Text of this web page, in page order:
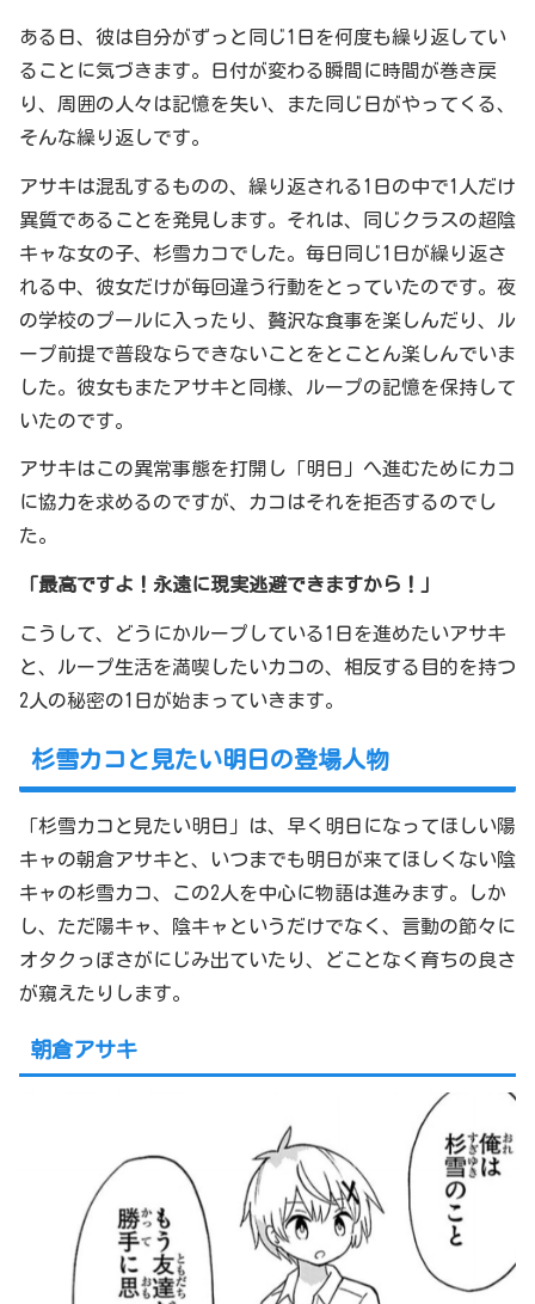
ある日、彼は自分がずっと同じ1日を何度も繰り返してい
ることに気づきます。日付が変わる瞬間に時間が巻き戻
り、周囲の人々は記憶を失い、また同じ日がやってくる、
そんな繰り返しです。
アサキは混乱するものの、繰り返される1日の中で1人だけ
異質であることを発見します。それは、同じクラスの超陰
キャな女の子、杉雪カコでした。毎日同じ1日が繰り返さ
れる中、彼女だけが毎回違う行動をとっていたのです。夜
の学校のプールに入ったり、贅沢な食事を楽しんだり、ル
ープ前提で普段ならできないことをとことん楽しんでいま
した。彼女もまたアサキと同様、ループの記憶を保持して
いたのです。
アサキはこの異常事態を打開し「明日」へ進むためにカコ
に協力を求めるのですが、カコはそれを拒否するのでし
た。
「最高ですよ！永遠に現実逃避できますから！」
こうして、どうにかループしている1日を進めたいアサキ
と、ループ生活を満喫したいカコの、相反する目的を持つ
2人の秘密の1日が始まっていきます。
杉雪カコと見たい明日の登場人物
「杉雪カコと見たい明日」は、早く明日になってほしい陽
キャの朝倉アサキと、いつまでも明日が来てほしくない陰
キャの杉雪カコ、この2人を中心に物語は進みます。しか
し、ただ陽キャ、陰キャというだけでなく、言動の節々に
オタクっぽさがにじみ出ていたり、どことなく育ちの良さ
が窺えたりします。
朝倉アサキ